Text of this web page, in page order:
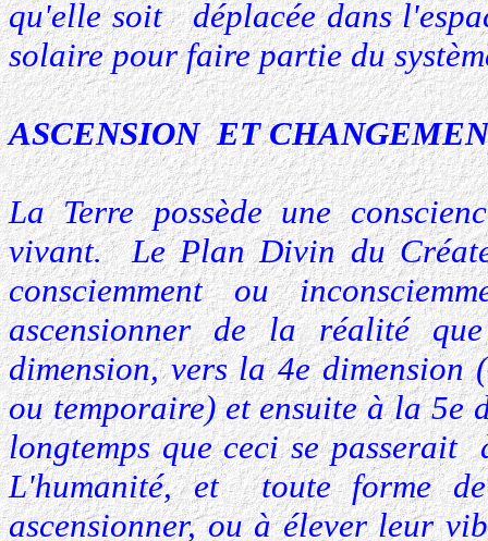
qu'elle soit déplacée dans
solaire pour faire partie du
ASCENSION ET
La Terre possède une
vivant. Le Plan Divin du
consciemment ou
ascensionner de la réalité
dimension, vers la 4e dimension
ou temporaire) et ensuite à la 5e
longtemps que ceci se
L'humanité, et toute forme
ascensionner, ou à élever leur